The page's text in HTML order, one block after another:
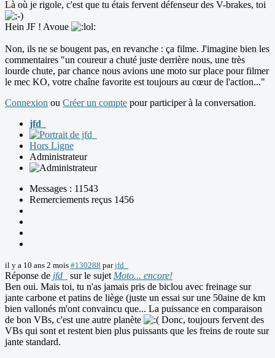
Là où je rigole, c'est que tu étais fervent défenseur des V-brakes, toi
Hein JF ! Avoue
Non, ils ne se bougent pas, en revanche : ça filme. J'imagine bien les
commentaires "un coureur a chuté juste derrière nous, une très
lourde chute, par chance nous avions une moto sur place pour filmer
le mec KO, votre chaîne favorite est toujours au cœur de l'action..."
Connexion ou Créer un compte pour participer à la conversation.
jfd_
Hors Ligne
Administrateur
Messages : 11543
Remerciements reçus 1456
il y a 10 ans 2 mois #130288 parjfd_
Réponse de jfd_ sur le sujet Moto... encore!
Ben oui. Mais toi, tu n'as jamais pris de biclou avec freinage sur
jante carbone et patins de liège (juste un essai sur une 50aine de km
bien vallonés m'ont convaincu que... La puissance en comparaison
de bon VBs, c'est une autre planète
Donc, toujours fervent des
VBs qui sont et restent bien plus puissants que les freins de route sur
jante standard.